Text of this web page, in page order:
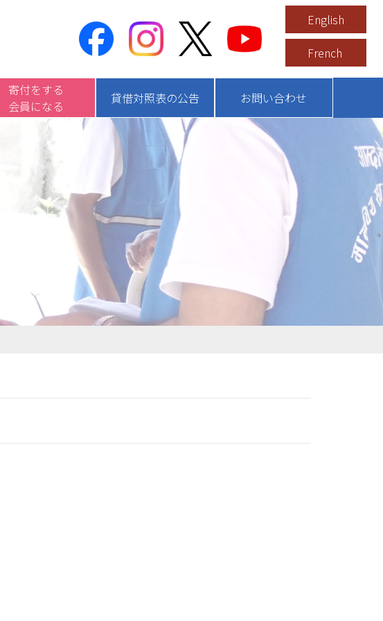
English
French
寄付をする
会員になる
貸借対照表の公告 お問い合わせ